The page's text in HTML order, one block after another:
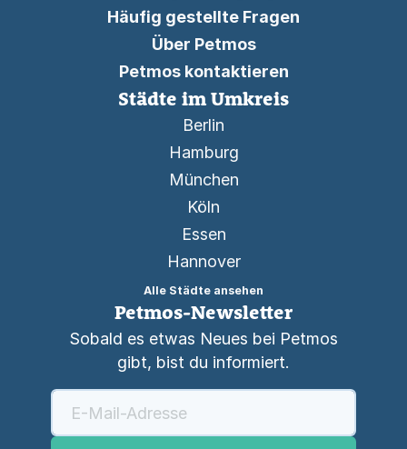
Häufig gestellte Fragen
Über Petmos
Petmos kontaktieren
Städte im Umkreis
Berlin
Hamburg
München
Köln
Essen
Hannover
Alle Städte ansehen
Petmos-Newsletter
Sobald es etwas Neues bei Petmos
gibt, bist du informiert.